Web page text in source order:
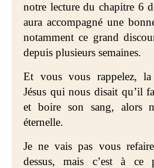
notre lecture du chapitre 6
aura accompagné une
notamment ce grand
depuis plusieurs semaines.
Et vous vous rappelez, la
Jésus qui nous disait qu’il
et boire son sang, alors
éternelle.
Je ne vais pas vous
dessus, mais c’est à ce